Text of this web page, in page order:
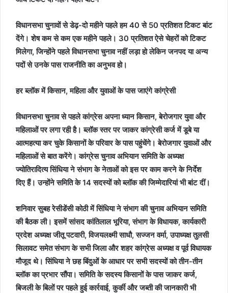
विधानसभा चुनावों से डेढ़-दो महीने पहले हम 40 से 50 प्रतिशत टिकट बांट
देंगे। शेष कम से कम एक महीने पहले। 30 प्रतिशत ऐसे चेहरों को टिकट
मिलेगा, जिन्होंने पहले विधानसभा चुनाव नहीं लड़ा हो लेकिन जनपद या अन्य
पदों से उनके पास राजनीति का अनुभव हो।
हर ब्लॉक में किसान, महिला और युवाओं के पास जाएंगे कांग्रेसी
विधानसभा चुनाव से पहले कांग्रेस अपना ध्यान किसान, बेरोजगार युवा और
महिलाओं पर लगा रही है। ब्लॉक स्तर पर जाकर कांग्रेसी कर्ज में डूबे या
आत्महत्या कर चुके किसानों के परिवार के पास पहुंचेंगे। बेरोजगार युवाओं और
महिलाओं से बात करेंगे। कांग्रेस चुनाव अभियान समिति के अध्यक्ष
ज्योतिरादित्य सिंधिया ने संभाग के नेताओं को इस पर काम करने के निर्देश
दिए हैं। उन्होंने समिति के 14 सदस्यों को ब्लॉक की जिम्मेदारियां भी बांट दीं।
शनिवार सुबह रेसीडेंसी कोठी में सिंधिया ने संभाग की चुनाव अभियान समिति
की बैठक ली। इसमें सांसद कांतिलाल भूरिया, संभाग के विधायक, कार्यकारी
प्रदेश अध्यक्ष जीतू पटवारी, विजयलक्ष्मी साधौ, सज्जन वर्मा, उपाध्यक्ष तुलसी
सिलावट समेत संभाग के सभी जिला और शहर कांग्रेस अध्यक्ष व पूर्व विधायक
मौजूद थे। सिंधिया ने छह बिंदुओं के आधार पर सभी सदस्यों को तीन-तीन
ब्लॉक का प्रभार सौंपा। समिति के सदस्य किसानों के पास जाकर कर्ज,
बिजली के बिलों पर पहले हुई कार्रवाई, कुर्की और जब्ती की जानकारी भी